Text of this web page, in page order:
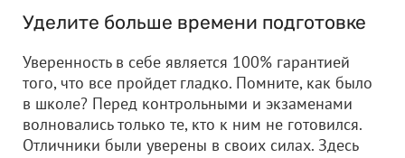
Уделите больше времени подготовке
Уверенность в себе является 100% гарантией
того, что все пройдет гладко. Помните, как было
в школе? Перед контрольными и экзаменами
волновались только те, кто к ним не готовился.
Отличники были уверены в своих силах. Здесь